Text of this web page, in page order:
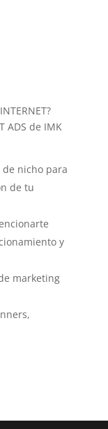
ADS de IMK
nicho para
de tu
y
marketing